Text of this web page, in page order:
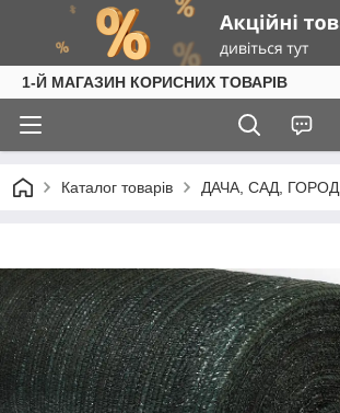
1-Й МАГАЗИН КОРИСНИХ ТОВАРІВ
Каталог товарів ДАЧА, САД, ГОРОД